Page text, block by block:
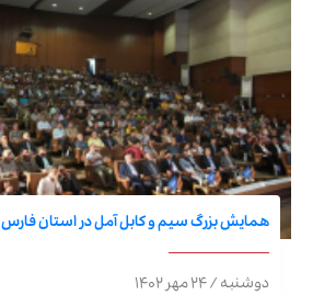
همایش بزرگ سیم و کابل آمل در استان فارس
دوشنبه / ۲۴ مهر ۱۴۰۲